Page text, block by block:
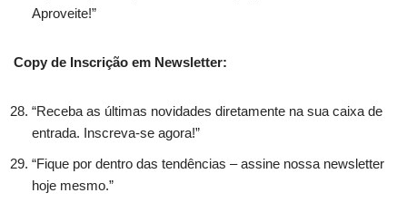
Aproveite!”
Copy de Inscrição em Newsletter:
“Receba as últimas novidades diretamente na sua caixa de
entrada. Inscreva-se agora!”
“Fique por dentro das tendências – assine nossa newsletter
hoje mesmo.”